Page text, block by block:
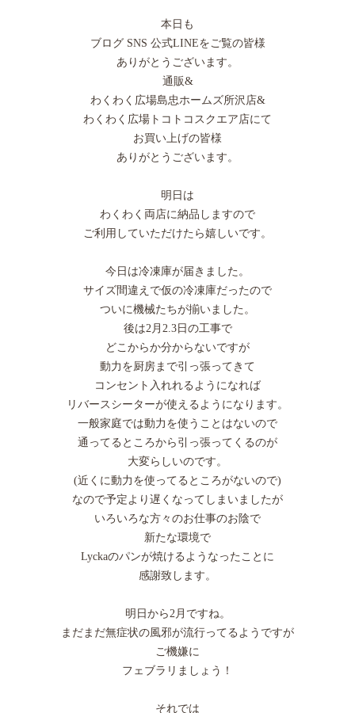
本日も
ブログ SNS 公式LINEをご覧の皆様
ありがとうございます。
通販&
わくわく広場島忠ホームズ所沢店&
わくわく広場トコトコスクエア店にて
お買い上げの皆様
ありがとうございます。
明日は
わくわく両店に納品しますので
ご利用していただけたら嬉しいです。
今日は冷凍庫が届きました。
サイズ間違えで仮の冷凍庫だったので
ついに機械たちが揃いました。
後は2月2.3日の工事で
どこからか分からないですが
動力を厨房まで引っ張ってきて
コンセント入れれるようになれば
リバースシーターが使えるようになります。
一般家庭では動力を使うことはないので
通ってるところから引っ張ってくるのが
大変らしいのです。
(近くに動力を使ってるところがないので)
なので予定より遅くなってしまいましたが
いろいろな方々のお仕事のお陰で
新たな環境で
Lyckaのパンが焼けるようなったことに
感謝致します。
明日から2月ですね。
まだまだ無症状の風邪が流行ってるようですが
ご機嫌に
フェブラリましょう！
それでは